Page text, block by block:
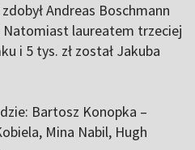
Andreas Boschmann
Natomiast laureatem trzeciej
i 5 tys. zł został Jakuba
Bartosz Konopka –
Mina Nabil, Hugh